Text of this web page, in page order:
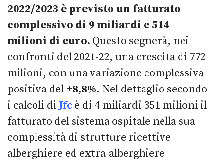
2022/2023 è previsto un fatturato
complessivo di 9 miliardi e 514
milioni di euro. Questo segnerà, nei
confronti del 2021-22, una crescita di 772
milioni, con una variazione complessiva
positiva del +8,8%. Nel dettaglio secondo
i calcoli di Jfc è di 4 miliardi 351 milioni il
fatturato del sistema ospitale nella sua
complessità di strutture ricettive
alberghiere ed extra-alberghiere